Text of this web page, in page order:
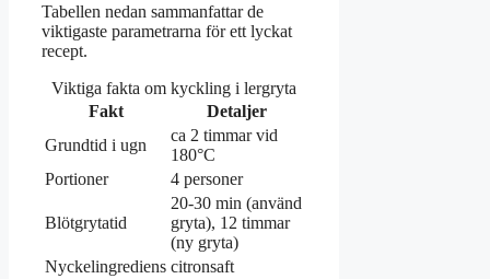
Tabellen nedan sammanfattar de
viktigaste parametrarna för ett lyckat
recept.
Viktiga fakta om kyckling i lergryta
Fakt
Detaljer
Grundtid i ugn
ca 2 timmar vid
180°C
Portioner
4 personer
Blötgrytatid
20-30 min (använd
gryta), 12 timmar
(ny gryta)
Nyckelingrediens citronsaft